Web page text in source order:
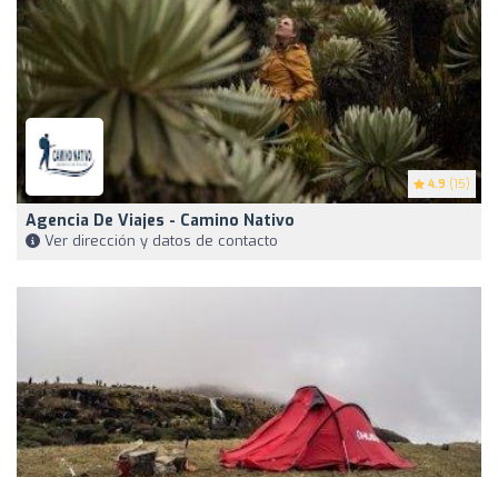
4.9 (15)
Agencia De Viajes - Camino Nativo
Ver dirección y datos de contacto